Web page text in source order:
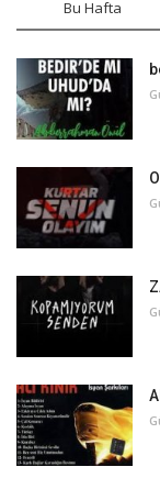
Bu Hafta